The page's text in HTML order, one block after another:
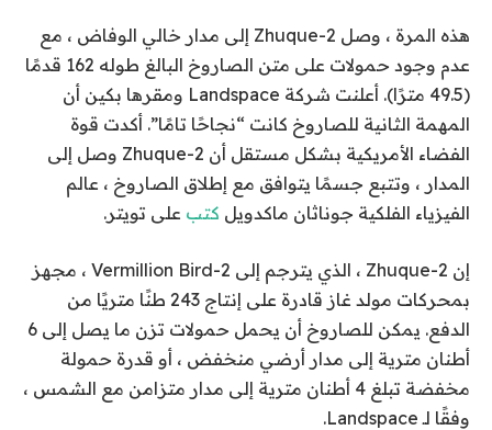
هذه المرة ، وصل Zhuque-2 إلى مدار خالي الوفاض ، مع
عدم وجود حمولات على متن الصاروخ البالغ طوله 162 قدمًا
(49.5 مترًا). أعلنت شركة Landspace ومقرها بكين أن
المهمة الثانية للصاروخ كانت “نجاحًا تامًا”. أكدت قوة
الفضاء الأمريكية بشكل مستقل أن Zhuque-2 وصل إلى
المدار ، وتتبع جسمًا يتوافق مع إطلاق الصاروخ ، عالم
الفيزياء الفلكية جوناثان ماكدويل كتب على تويتر.
إن Zhuque-2 ، الذي يترجم إلى Vermillion Bird-2 ، مجهز
بمحركات مولد غاز قادرة على إنتاج 243 طنًا متريًا من
الدفع. يمكن للصاروخ أن يحمل حمولات تزن ما يصل إلى 6
أطنان مترية إلى مدار أرضي منخفض ، أو قدرة حمولة
مخفضة تبلغ 4 أطنان مترية إلى مدار متزامن مع الشمس ،
وفقًا لـ Landspace.